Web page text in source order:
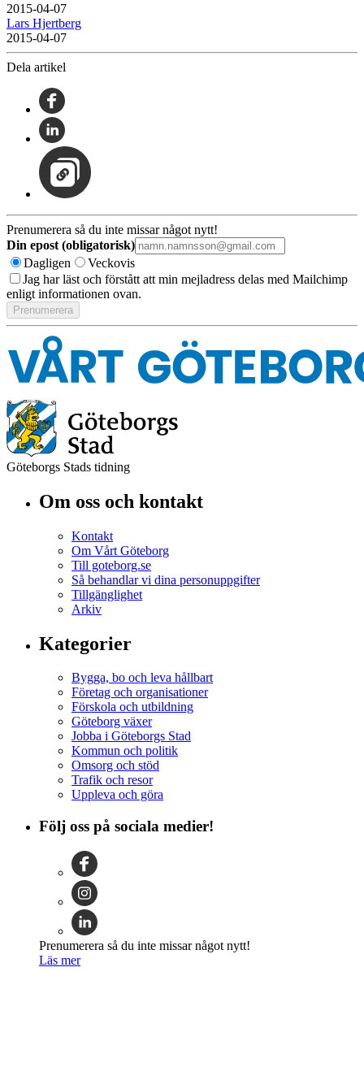
2015-04-07
Lars Hjertberg
2015-04-07
Dela artikel
Prenumerera så du inte missar något nytt!
Din epost (obligatorisk)
Dagligen
Veckovis
Jag har läst och förstått att min mejladress delas med Mailchimp
enligt informationen ovan.
Göteborgs Stads tidning
Om oss och kontakt
Kontakt
Om Vårt Göteborg
Till goteborg.se
Så behandlar vi dina personuppgifter
Tillgänglighet
Arkiv
Kategorier
Bygga, bo och leva hållbart
Företag och organisationer
Förskola och utbildning
Göteborg växer
Jobba i Göteborgs Stad
Kommun och politik
Omsorg och stöd
Trafik och resor
Uppleva och göra
Följ oss på sociala medier!
Prenumerera så du inte missar något nytt!
Läs mer